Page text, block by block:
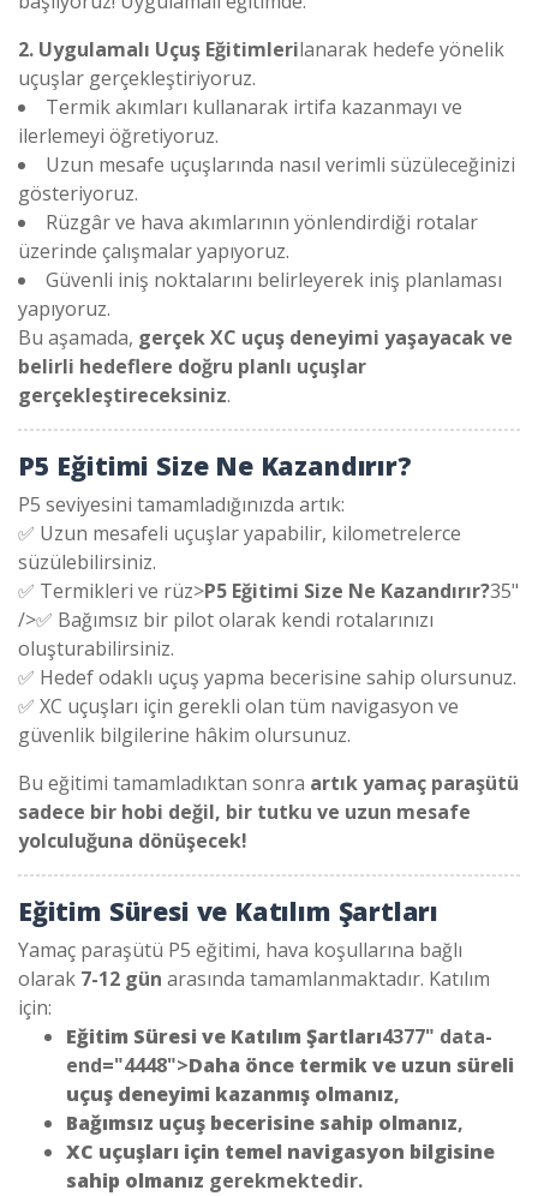
2. Uygulamalı Uçuş Eğitimlerilanarak hedefe yönelik
uçuşlar gerçekleştiriyoruz.
Termik akımları kullanarak irtifa kazanmayı ve
ilerlemeyi öğretiyoruz.
Uzun mesafe uçuşlarında nasıl verimli süzüleceğinizi
gösteriyoruz.
Rüzgâr ve hava akımlarının yönlendirdiği rotalar
üzerinde çalışmalar yapıyoruz.
Güvenli iniş noktalarını belirleyerek iniş planlaması
yapıyoruz.
Bu aşamada, gerçek XC uçuş deneyimi yaşayacak ve
belirli hedeflere doğru planlı uçuşlar
gerçekleştireceksiniz.
P5 Eğitimi Size Ne Kazandırır?
P5 seviyesini tamamladığınızda artık:
✅ Uzun mesafeli uçuşlar yapabilir, kilometrelerce
süzülebilirsiniz.
✅ Termikleri ve rüz>P5 Eğitimi Size Ne Kazandırır?35"
/>✅ Bağımsız bir pilot olarak kendi rotalarınızı
oluşturabilirsiniz.
✅ Hedef odaklı uçuş yapma becerisine sahip olursunuz.
✅ XC uçuşları için gerekli olan tüm navigasyon ve
güvenlik bilgilerine hâkim olursunuz.
Bu eğitimi tamamladıktan sonra artık yamaç paraşütü
sadece bir hobi değil, bir tutku ve uzun mesafe
yolculuğuna dönüşecek!
Eğitim Süresi ve Katılım Şartları
Yamaç paraşütü P5 eğitimi, hava koşullarına bağlı
olarak 7-12 gün arasında tamamlanmaktadır. Katılım
için:
Eğitim Süresi ve Katılım Şartları4377" data-
end="4448">Daha önce termik ve uzun süreli
uçuş deneyimi kazanmış olmanız,
Bağımsız uçuş becerisine sahip olmanız,
XC uçuşları için temel navigasyon bilgisine
sahip olmanız gerekmektedir.